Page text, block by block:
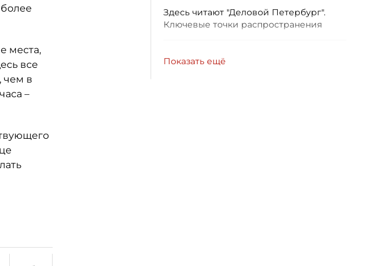
места,
все
чем в
–
Здесь читают "Деловой Петербург".
Ключевые точки распространения
Показать ещё